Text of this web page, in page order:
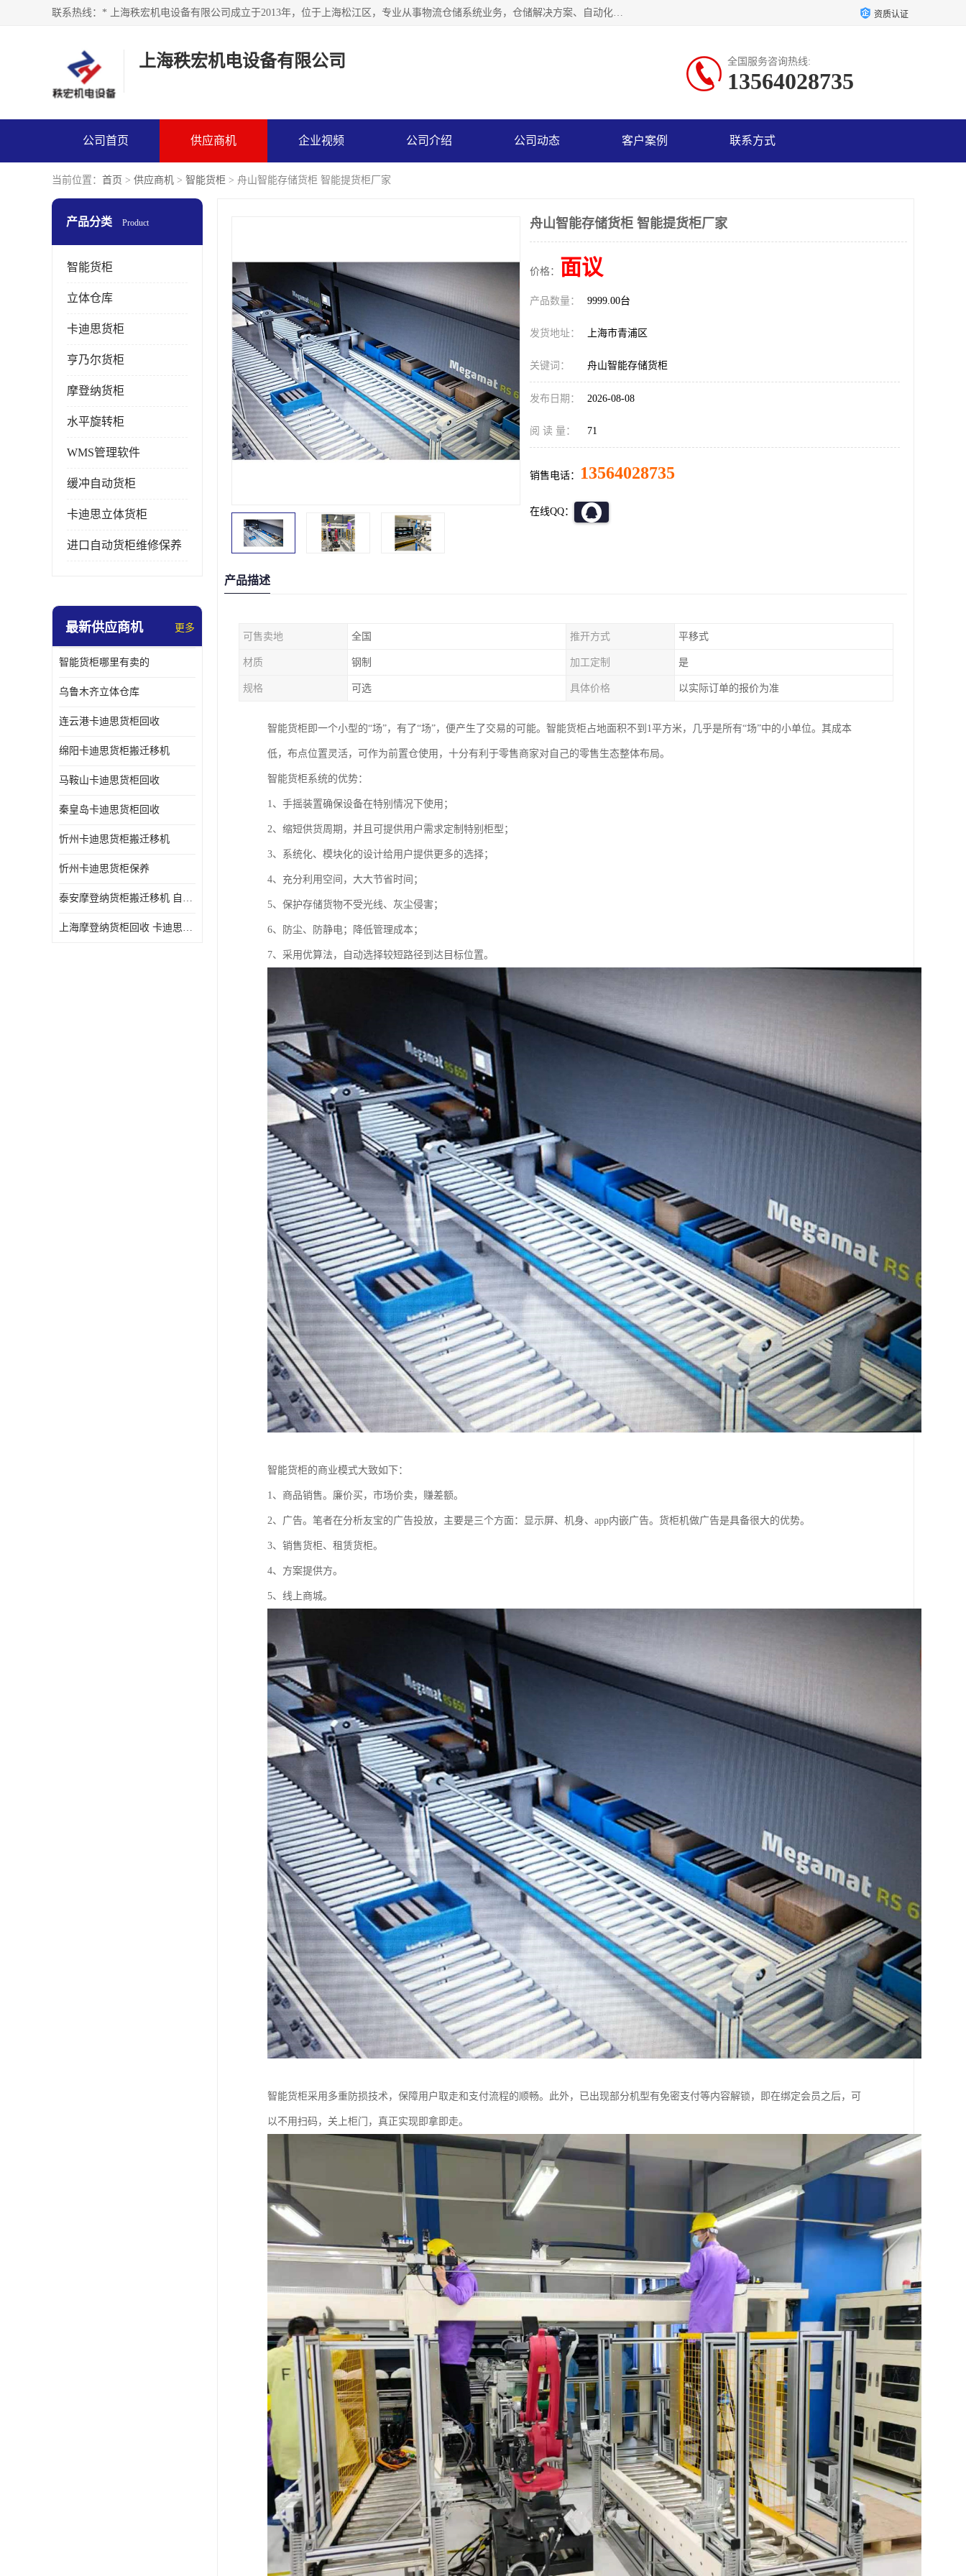
联系热线：* 上海秩宏机电设备有限公司成立于2013年，位于上海松江区，专业从事物流仓储系统业务，仓储解决方案、自动化仓储设备、自动货柜、立体货柜等。 资质认证
上海秩宏机电设备有限公司 全国服务咨询热线:
13564028735
公司首页 供应商机 企业视频 公司介绍 公司动态 客户案例 联系方式
当前位置： 首页 > 供应商机 > 智能货柜 > 舟山智能存储货柜 智能提货柜厂家
产品分类 Product
智能货柜
立体仓库
卡迪思货柜
亨乃尔货柜
摩登纳货柜
水平旋转柜
WMS管理软件
缓冲自动货柜
卡迪思立体货柜
进口自动货柜维修保养
最新供应商机 更多
智能货柜哪里有卖的
乌鲁木齐立体仓库
连云港卡迪思货柜回收
绵阳卡迪思货柜搬迁移机
马鞍山卡迪思货柜回收
秦皇岛卡迪思货柜回收
忻州卡迪思货柜搬迁移机
忻州卡迪思货柜保养
泰安摩登纳货柜搬迁移机 自动立体仓储货柜回收
上海摩登纳货柜回收 卡迪思货柜回收
舟山智能存储货柜 智能提货柜厂家
价格： 面议
产品数量： 9999.00台
发货地址： 上海市青浦区
关键词： 舟山智能存储货柜
发布日期： 2026-08-08
阅 读 量： 71
销售电话： 13564028735
在线QQ：
产品描述
可售卖地 全国 推开方式 平移式
材质 钢制 加工定制 是
规格 可选 具体价格 以实际订单的报价为准
智能货柜即一个小型的“场”，有了“场”，便产生了交易的可能。智能货柜占地面积不到1平方米，几乎是所有“场”中的小单位。其成本
低，布点位置灵活，可作为前置仓使用，十分有利于零售商家对自己的零售生态整体布局。
智能货柜系统的优势：
1、手摇装置确保设备在特别情况下使用；
2、缩短供货周期，并且可提供用户需求定制特别柜型；
3、系统化、模块化的设计给用户提供更多的选择；
4、充分利用空间，大大节省时间；
5、保护存储货物不受光线、灰尘侵害；
6、防尘、防静电；降低管理成本；
7、采用优算法，自动选择较短路径到达目标位置。
智能货柜的商业模式大致如下：
1、商品销售。廉价买，市场价卖，赚差额。
2、广告。笔者在分析友宝的广告投放，主要是三个方面：显示屏、机身、app内嵌广告。货柜机做广告是具备很大的优势。
3、销售货柜、租赁货柜。
4、方案提供方。
5、线上商城。
智能货柜采用多重防损技术，保障用户取走和支付流程的顺畅。此外，已出现部分机型有免密支付等内容解锁，即在绑定会员之后，可
以不用扫码，关上柜门，真正实现即拿即走。